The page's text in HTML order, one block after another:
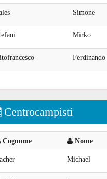
Simone
Mirko
Ferdinando
Centrocampisti
Cognome Nome
Michael